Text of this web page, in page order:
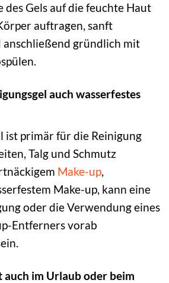
des Gels auf die feuchte Haut
auftragen, sanft
anschließend gründlich mit
auch wasserfestes
ist primär für die Reinigung
Talg und Schmutz
Make-up,
Make-up, kann eine
oder die Verwendung eines
Entferners vorab
auch im Urlaub oder beim